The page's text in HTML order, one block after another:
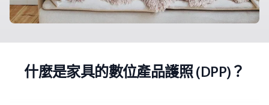
什麼是家具的數位產品護照 (DPP)？